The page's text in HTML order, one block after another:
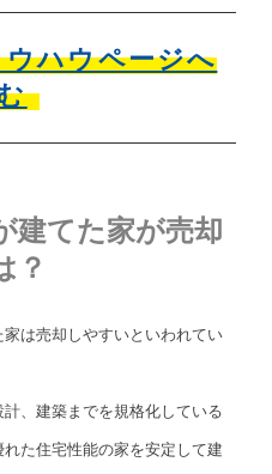
ハウページへ
建てた家が売却
？
は売却しやすいといわれてい
、建築までを規格化している
た住宅性能の家を安定して建